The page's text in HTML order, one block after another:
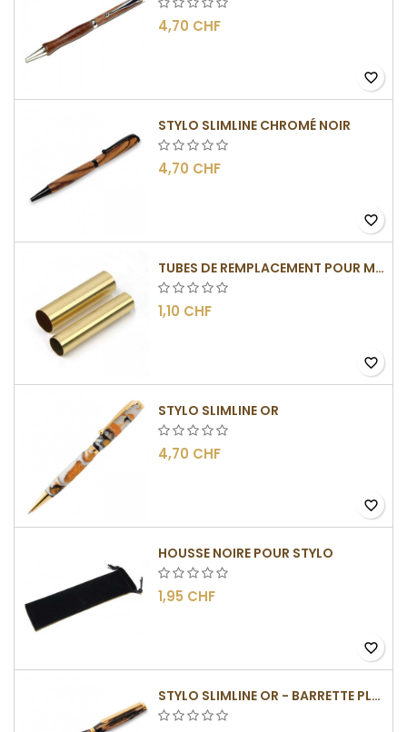
4,70 CHF
favorite_border
STYLO SLIMLINE CHROMÉ NOIR
4,70 CHF
favorite_border
TUBES DE REMPLACEMENT POUR MÉCANISME SLIMLINE
1,10 CHF
favorite_border
STYLO SLIMLINE OR
4,70 CHF
favorite_border
HOUSSE NOIRE POUR STYLO
1,95 CHF
favorite_border
STYLO SLIMLINE OR - BARRETTE PLATE